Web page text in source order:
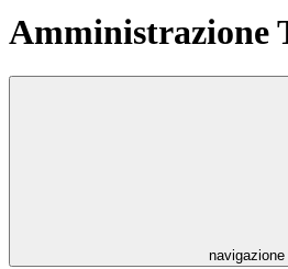
Amministrazione
navigazione